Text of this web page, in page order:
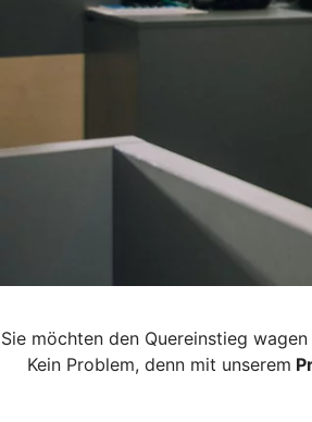
Sie möchten den Quereinstieg
Kein Problem, denn mit unserem